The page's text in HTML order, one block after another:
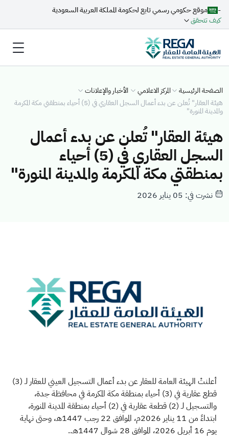
-
موقع حكومي رسمي تابع لحكومة المملكة العربية السعودية
كيف تتحقق
الصفحة الرئيسية المركز الاعلامي
الأخبار والإعلانات
هيئة العقار" تُعلن عن بدء أعمال السجل العقاري في (5) أحياء بمنطقتي مكة المكرمة
والمدينة المنورة"
هيئة العقار" تُعلن عن بدء أعمال
السجل العقاري في (5) أحياء
بمنطقتي مكة المكرمة والمدينة المنورة"
نشرت في: 05 يناير 2026
أعلنتْ الهيئة العامة للعقار عن بدء أعمال التسجيل العيني للعقار لـ (3)
قطع عقارية في (3) أحياء بمنطقة مكة المكرمة في محافظة جدة،
والتسجيل لـ (2) قطعة عقارية في (2) أحياء بمنطقة المدينة المنورة،
ابتداءً من 11 يناير 2026م، الموافق 22 رجب 1447هـ، وحتى نهاية
يوم 16 أبريل 2026، الموافق 28 شوال 1447هـ..